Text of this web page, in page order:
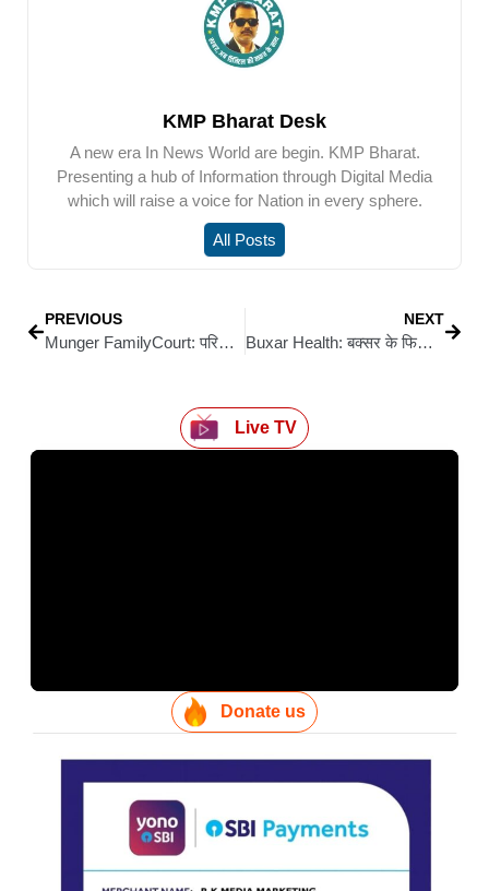
KMP Bharat Desk
A new era In News World are begin. KMP Bharat.
Presenting a hub of Information through Digital Media
which will raise a voice for Nation in every sphere.
All Posts
PREVIOUS
Munger FamilyCourt: परिवार न्यायालय के प्रधान न्यायाधीश बनाम अधिवक्ता विवाद गहराया, जीबी बैठक में उठेगा मुद्दा
NEXT
Buxar Health: बक्सर के फिजिशियन डॉ. अभिमन्यु सिंह – महानगरों का अनुभव, अब गृह जिले में निस्वार्थ सेवा
Live TV
Donate us